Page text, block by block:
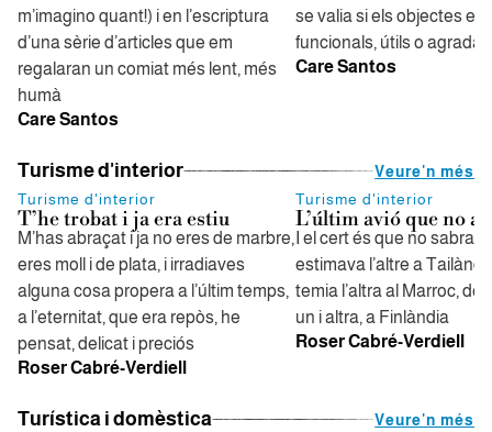
m’imagino quant!) i en l’escriptura
d’una sèrie d’articles que em
regalaran un comiat més lent, més
humà
Care Santos
se valia si els objectes
funcionals, útils o
Care Santos
Turisme d'interior
Veure'n més
Turisme d'interior
T’he trobat i ja era estiu
M’has abraçat i ja no eres de marbre,
eres moll i de plata, i irradiaves
alguna cosa propera a l’últim temps,
a l’eternitat, que era repòs, he
pensat, delicat i preciós
Roser Cabré-Verdiell
Turisme d'interior
L’últim avió que no
I el cert és que no sabran
estimava l’altre a
temia l’altra al Marroc, de
un i altra, a Finlàndia
Roser Cabré-Verdiell
Turística i domèstica
Veure'n més